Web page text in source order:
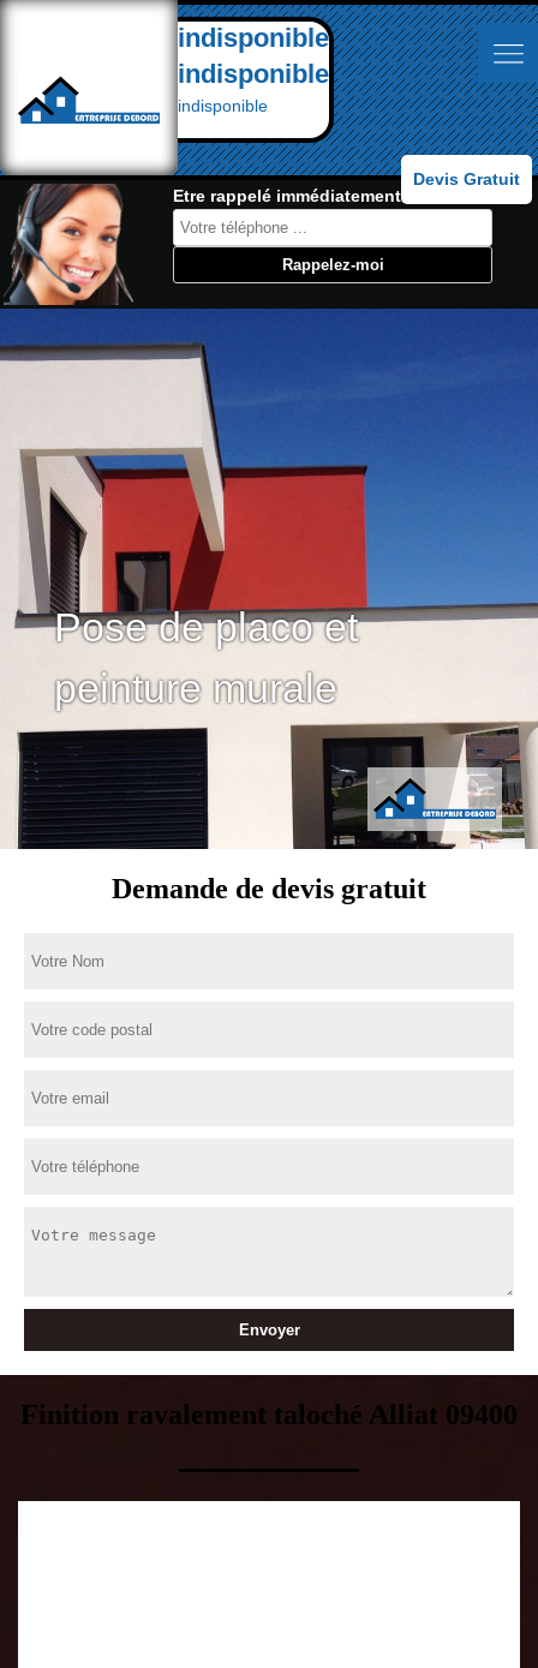
indisponible
indisponible
indisponible
Devis Gratuit
Etre rappelé immédiatement:
Pose de placo et
peinture murale
Demande de devis gratuit
Finition ravalement taloché Alliat 09400